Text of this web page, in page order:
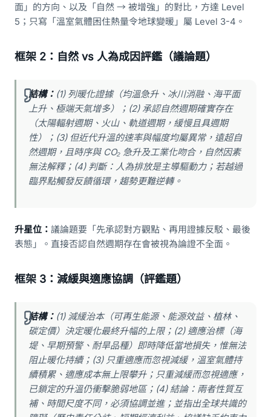
面」的方向、以及「自然 → 被增強」的對比，方達 Level
5；只寫「溫室氣體困住熱量令地球變暖」屬 Level 3-4。
框架 2：自然 vs 人為成因評鑑（議論題）
結構： (1) 列暖化證據（均溫急升、冰川消融、海平面
上升、極端天氣增多）；(2) 承認自然週期確實存在
（太陽輻射週期、火山、軌道週期，緩慢且具週期
性）；(3) 但近代升溫的速率與幅度均屬異常，遠超自
然週期，且時序與 CO₂ 急升及工業化吻合，自然因素
無法解釋；(4) 判斷：人為排放是主導驅動力；若越過
臨界點觸發反饋循環，趨勢更難逆轉。
升星位： 議論題要「先承認對方觀點、再用證據反駁、最後
表態」。直接否認自然週期存在會被視為論證不全面。
框架 3：減緩與適應協調（評鑑題）
結構： (1) 減緩治本（可再生能源、能源效益、植林、
碳定價）決定暖化最終升幅的上限；(2) 適應治標（海
堤、早期預警、耐旱品種）即時降低當地損失，惟無法
阻止暖化持續；(3) 只重適應而忽視減緩，溫室氣體持
續積累、適應成本無上限攀升；只重減緩而忽視適應，
已鎖定的升溫仍衝擊脆弱地區；(4) 結論：兩者性質互
補、時間尺度不同，必須協調並進；並指出全球共識的